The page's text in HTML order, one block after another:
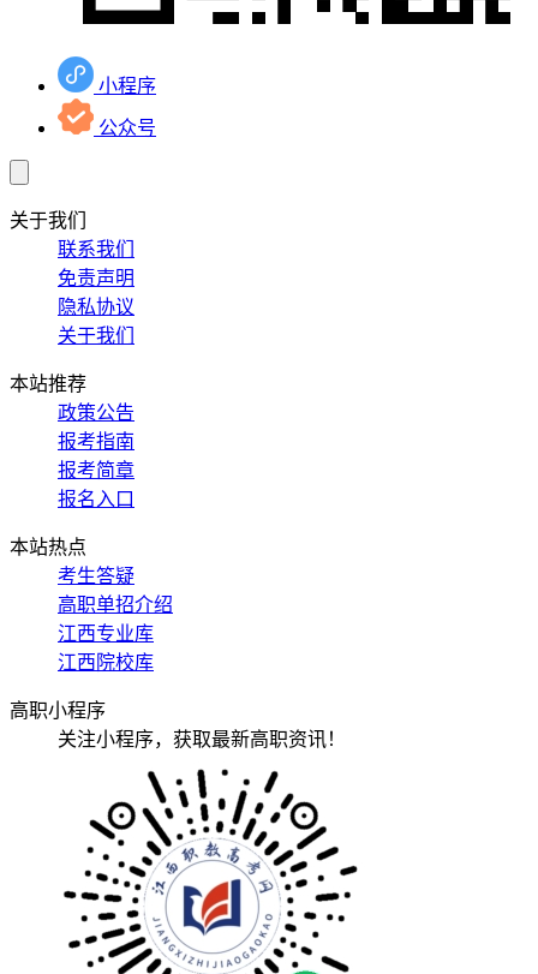
小程序
公众号
关于我们
联系我们
免责声明
隐私协议
关于我们
本站推荐
政策公告
报考指南
报考简章
报名入口
本站热点
考生答疑
高职单招介绍
江西专业库
江西院校库
高职小程序
关注小程序，获取最新高职资讯！